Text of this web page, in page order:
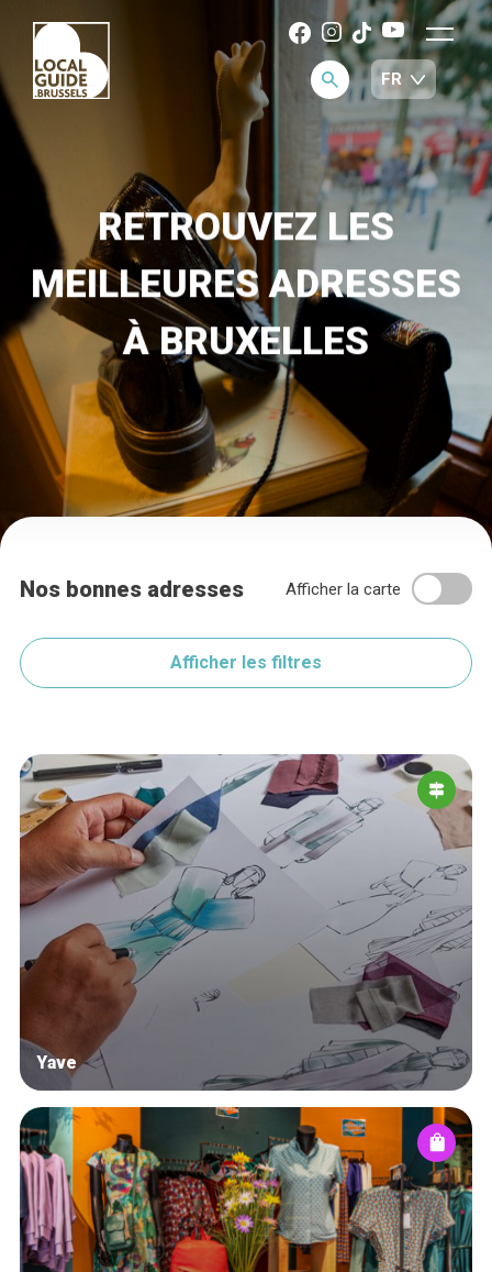
RETROUVEZ LES
MEILLEURES ADRESSES
À BRUXELLES
Nos bonnes adresses Afficher la carte
Afficher les filtres
Yave